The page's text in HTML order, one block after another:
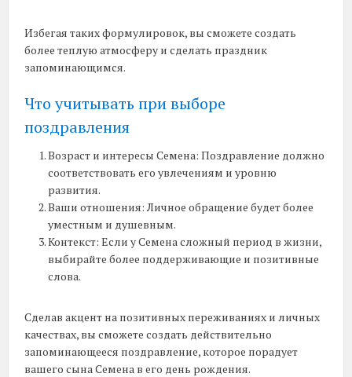
Избегая таких формулировок, вы сможете создать
более теплую атмосферу и сделать праздник
запоминающимся.
Что учитывать при выборе
поздравления
Возраст и интересы Семена: Поздравление должно
соответствовать его увлечениям и уровню
развития.
Ваши отношения: Личное обращение будет более
уместным и душевным.
Контекст: Если у Семена сложный период в жизни,
выбирайте более поддерживающие и позитивные
слова.
Сделав акцент на позитивных переживаниях и личных
качествах, вы сможете создать действительно
запоминающееся поздравление, которое порадует
вашего сына Семена в его день рождения.